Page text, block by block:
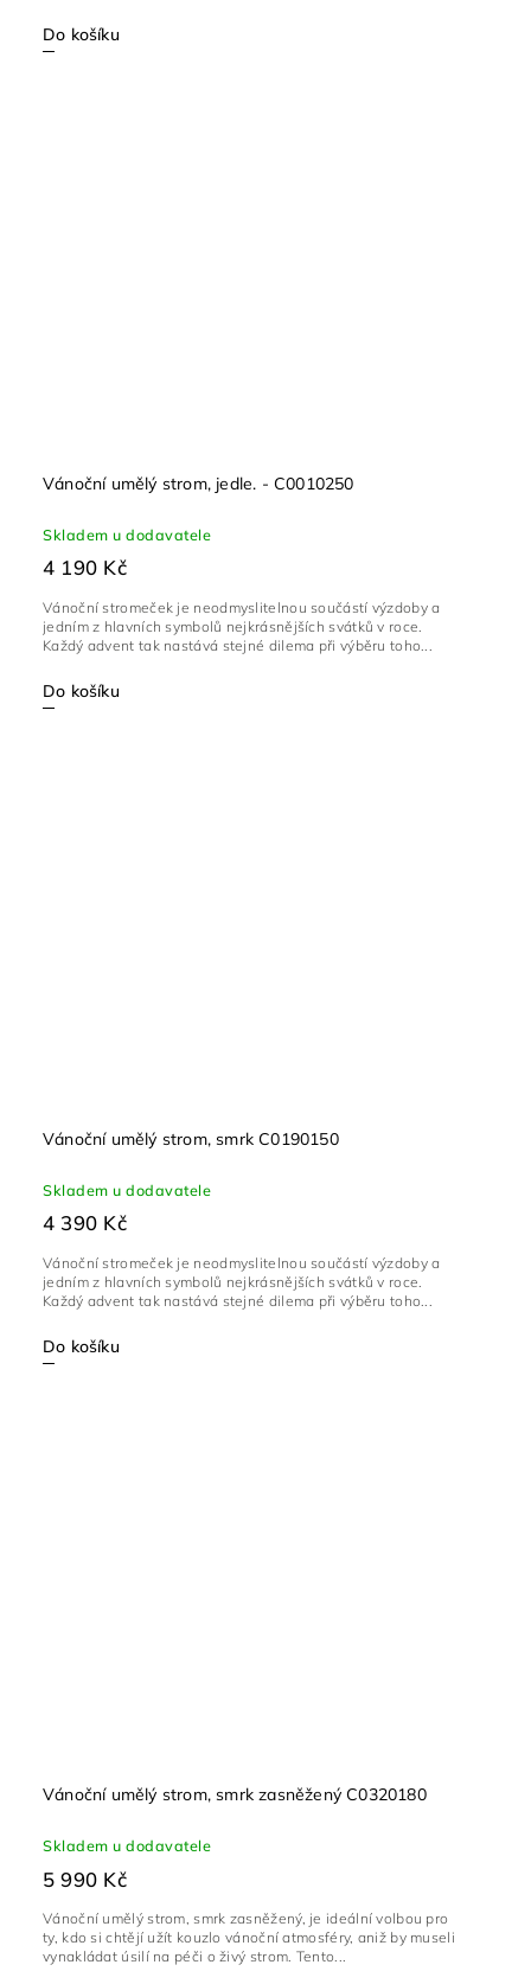
Do košíku
Vánoční umělý strom, jedle. - C0010250
Skladem u dodavatele
4 190 Kč
Do košíku
Vánoční stromeček je neodmyslitelnou součástí výzdoby a
jedním z hlavních symbolů nejkrásnějších svátků v roce.
Každý advent tak nastává stejné dilema při výběru toho...
Vánoční umělý strom, smrk C0190150
Skladem u dodavatele
4 390 Kč
Do košíku
Vánoční stromeček je neodmyslitelnou součástí výzdoby a
jedním z hlavních symbolů nejkrásnějších svátků v roce.
Každý advent tak nastává stejné dilema při výběru toho...
Vánoční umělý strom, smrk zasněžený C0320180
Skladem u dodavatele
5 990 Kč
Vánoční umělý strom, smrk zasněžený, je ideální volbou pro
ty, kdo si chtějí užít kouzlo vánoční atmosféry, aniž by museli
vynakládat úsilí na péči o živý strom. Tento...